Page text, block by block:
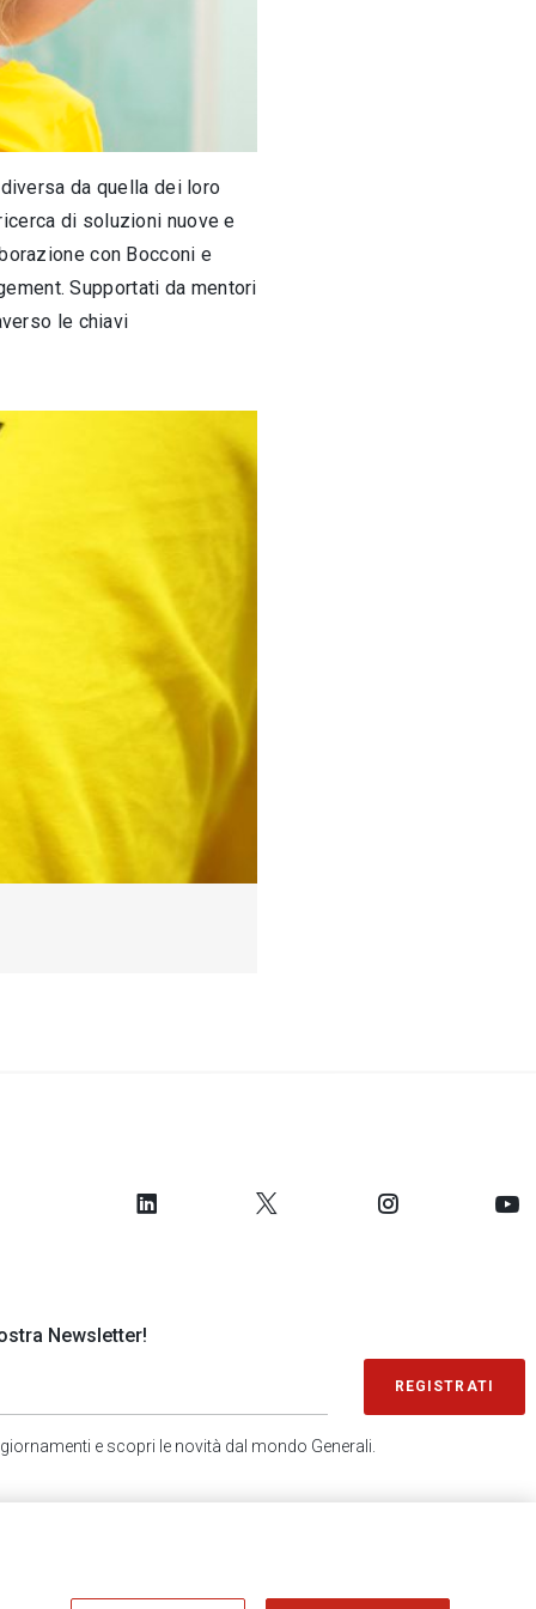
da quella dei loro
di soluzioni nuove e
con Bocconi e
Supportati da mentori
le chiavi
Newsletter!
REGISTRATI
e scopri le novità dal mondo Generali.